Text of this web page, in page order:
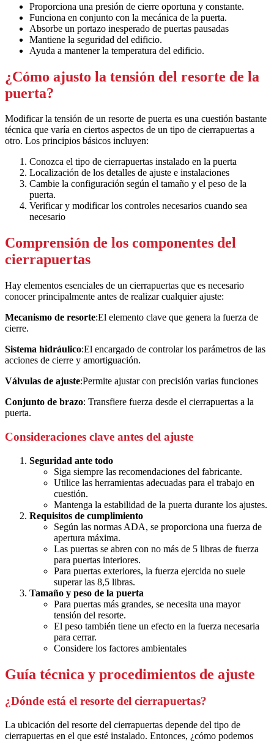
Proporciona una presión de cierre oportuna y constante.
Funciona en conjunto con la mecánica de la puerta.
Absorbe un portazo inesperado de puertas pausadas
Mantiene la seguridad del edificio.
Ayuda a mantener la temperatura del edificio.
¿Cómo ajusto la tensión del resorte de la
puerta?
Modificar la tensión de un resorte de puerta es una cuestión bastante
técnica que varía en ciertos aspectos de un tipo de cierrapuertas a
otro. Los principios básicos incluyen:
Conozca el tipo de cierrapuertas instalado en la puerta
Localización de los detalles de ajuste e instalaciones
Cambie la configuración según el tamaño y el peso de la
puerta.
Verificar y modificar los controles necesarios cuando sea
necesario
Comprensión de los componentes del
cierrapuertas
Hay elementos esenciales de un cierrapuertas que es necesario
conocer principalmente antes de realizar cualquier ajuste:
Mecanismo de resorte:El elemento clave que genera la fuerza de
cierre.
Sistema hidráulico:El encargado de controlar los parámetros de las
acciones de cierre y amortiguación.
Válvulas de ajuste:Permite ajustar con precisión varias funciones
Conjunto de brazo: Transfiere fuerza desde el cierrapuertas a la
puerta.
Consideraciones clave antes del ajuste
Seguridad ante todo
Siga siempre las recomendaciones del fabricante.
Utilice las herramientas adecuadas para el trabajo en
cuestión.
Mantenga la estabilidad de la puerta durante los ajustes.
Requisitos de cumplimiento
Según las normas ADA, se proporciona una fuerza de
apertura máxima.
Las puertas se abren con no más de 5 libras de fuerza
para puertas interiores.
Para puertas exteriores, la fuerza ejercida no suele
superar las 8,5 libras.
Tamaño y peso de la puerta
Para puertas más grandes, se necesita una mayor
tensión del resorte.
El peso también tiene un efecto en la fuerza necesaria
para cerrar.
Considere los factores ambientales
Guía técnica y procedimientos de ajuste
¿Dónde está el resorte del cierrapuertas?
La ubicación del resorte del cierrapuertas depende del tipo de
cierrapuertas en el que esté instalado. Entonces, ¿cómo podemos